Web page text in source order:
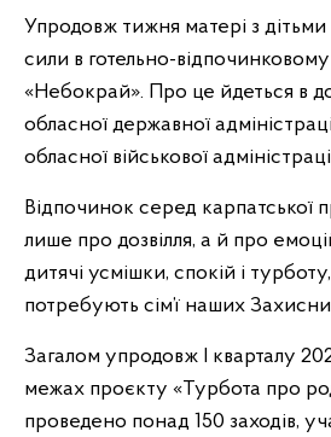
Упродовж тижня матері з
сили в готельно-
«Небокрай». Про це йдеться в
обласної державної
обласної військової
Відпочинок серед карпатської
лише про дозвілля, а й про
дитячі усмішки, спокій і
потребують сім’ї наших
Загалом упродовж І кварталу
межах проєкту «Турбота про
проведено понад 150 заходів,